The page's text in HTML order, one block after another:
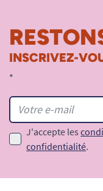
INSCRIVEZ-
*
J'accepte les
confidentialité.